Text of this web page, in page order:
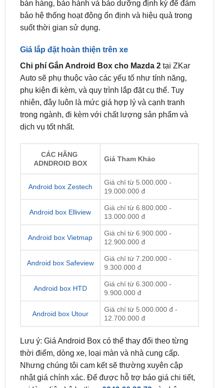
Khi muaAndroid Box cho xe Mazda 2 tại
TPHCM, người dùng sẽ được tư vấn chi tiết về tính
năng, cách sử dụng, cũng như được hỗ trợ sau
bảo hệ thống hoạt động ổn định và hiệu quả trong
suốt thời gian sử dụng.
Giá lắp đặt hoàn thiện trên xe
Chi phí Gắn Android Box cho Mazda 2tại ZKar
Auto sẽ phụ thuộc vào các yếu tố như tính năng,
phụ kiện đi kèm, và quy trình lắp đặt cụ thể. Tuy
trong ngành, đi kèm với chất lượng sản phẩm và
dịch vụ tốt nhất.
Giá chỉ từ 5.000.000 -
19.000.000 đ
Giá chỉ từ 6.800.000 -
13.000.000 đ
Giá chỉ từ 6.900.000 -
12.900.000 đ
Giá chỉ từ 7.200.000 -
9.300.000 đ
Giá chỉ từ 6.300.000 -
Android box Utour
Giá chỉ từ 5.000.000 đ -
12.700.000 đ
Lưu ý: Giá Android Box có thể thay đổi theo từng